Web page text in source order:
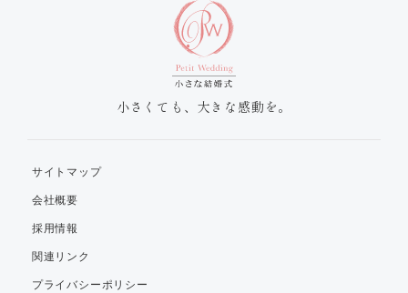
小さくても、大きな感動を。
サイトマップ
会社概要
採用情報
関連リンク
プライバシーポリシー